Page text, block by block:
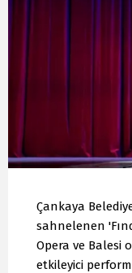
Çankaya
sahnelenen
Opera ve Balesi
etkileyici